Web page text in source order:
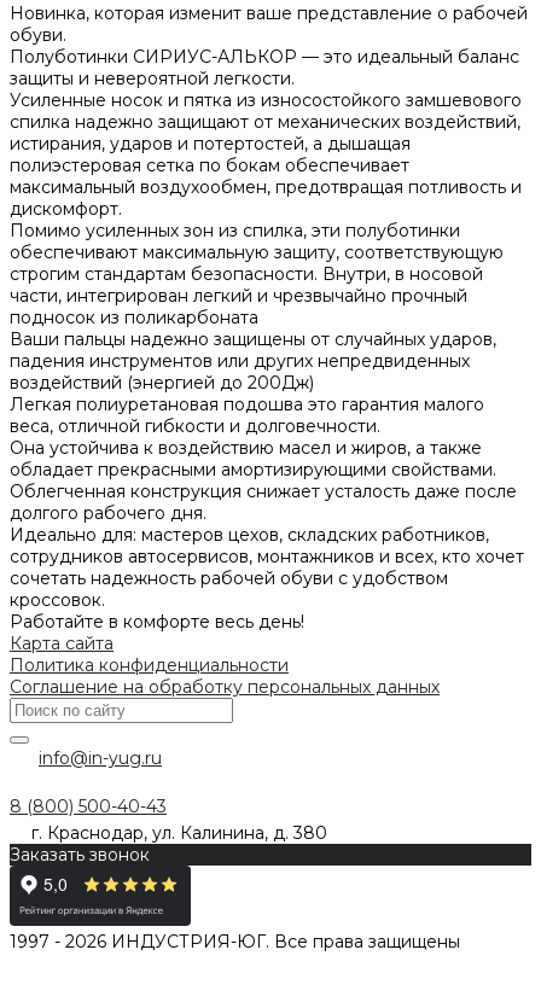
Новинка, которая изменит ваше представление о рабочей
обуви.
Полуботинки СИРИУС-АЛЬКОР — это идеальный баланс
защиты и невероятной легкости.
Усиленные носок и пятка из износостойкого замшевового
спилка надежно защищают от механических воздействий,
истирания, ударов и потертостей, а дышащая
полиэстеровая сетка по бокам обеспечивает
максимальный воздухообмен, предотвращая потливость и
дискомфорт.
Помимо усиленных зон из спилка, эти полуботинки
обеспечивают максимальную защиту, соответствующую
строгим стандартам безопасности. Внутри, в носовой
части, интегрирован легкий и чрезвычайно прочный
подносок из поликарбоната
Ваши пальцы надежно защищены от случайных ударов,
падения инструментов или других непредвиденных
воздействий (энергией до 200Дж)
Легкая полиуретановая подошва это гарантия малого
веса, отличной гибкости и долговечности.
Она устойчива к воздействию масел и жиров, а также
обладает прекрасными амортизирующими свойствами.
Облегченная конструкция снижает усталость даже после
долгого рабочего дня.
Идеально для: мастеров цехов, складских работников,
сотрудников автосервисов, монтажников и всех, кто хочет
сочетать надежность рабочей обуви с удобством
кроссовок.
Работайте в комфорте весь день!
Карта сайта
Политика конфиденциальности
Соглашение на обработку персональных данных
info@in-yug.ru
8 (800) 500-40-43
г. Краснодар, ул. Калинина, д. 380
Заказать звонок
1997 - 2026 ИНДУСТРИЯ-ЮГ. Все права защищены